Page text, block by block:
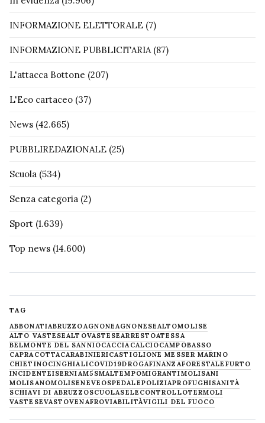
INFORMAZIONE ELETTORALE (7)
INFORMAZIONE PUBBLICITARIA(87)
L'attacca Bottone (207)
L'Eco cartaceo (37)
News (42.665)
PUBBLIREDAZIONALE (25)
Scuola (534)
Senza categoria (2)
Sport (1.639)
Top news (14.600)
TAG
ABBONATIABRUZZOAGNONEAGNONESEALTOMOLISE
ALTO VASTESEALTOVASTESEARRESTOATESSA
BELMONTE DEL SANNIOCACCIACALCIOCAMPOBASSO
CAPRACOTTACARABINIERICASTIGLIONE MESSER MARINO
CHIETINOCINGHIALICOVID19DROGAFINANZAFORESTALE FURTO
INCIDENTEISERNIAM5SMALTEMPOMIGRANTIMOLISANI
MOLISANOMOLISENEVE OSPEDALEPOLIZIAPROFUGHISANITÀ
SCHIAVI DI ABRUZZOSCUOLASELECONTROLLOTERMOLI
VASTESEVASTOVENAFROVIABILITÀVIGILI DEL FUOCO